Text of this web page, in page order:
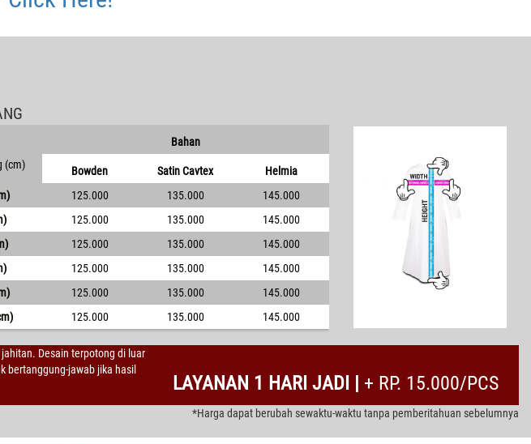
(cm)
Bahan
Bowden Satin Cavtex
Helmia
125.000 135.000
145.000
125.000 135.000
145.000
125.000 135.000
145.000
125.000 135.000
145.000
125.000 135.000
145.000
125.000 135.000 145.000
Desain terpotong di luar
bertanggung-jawab jika hasil
LAYANAN 1 HARI JADI | + RP. 15.000/PCS
*Harga dapat berubah sewaktu-waktu tanpa pemberitahuan sebelumnya